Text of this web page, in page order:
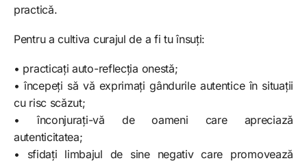
practică.
Pentru a cultiva curajul de a fi tu însuți:
• practicați auto-reflecția onestă;
• începeți să vă exprimați gândurile autentice în situații
cu risc scăzut;
• înconjurați-vă de oameni care apreciază
autenticitatea;
• sfidați limbajul de sine negativ care promovează